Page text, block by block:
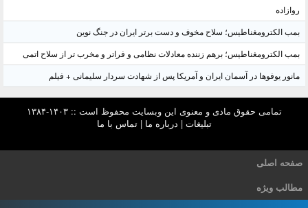
روازاده
بمب الکترومغناطیس؛ سلاح مخوف و دست برتر ایران در جنگ نوین
بمب الکترومغناطیس؛ برهم زننده معادلات نظامی و فراتر و مخرب تر از سلاح اتمی
مانور یوفوها در آسمان ایران و آمریکا پس از شهادت سردار سلیمانی + فیلم
تمامی حقوق مادی و معنوی این وبسایت محفوظ است :: ۱۴۰۳-۱۳۸۴
تبلیغات | درباره ما |تماس با ما
صفحه اصلی
مطالب ویژه